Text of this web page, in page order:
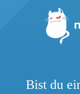
Bist du